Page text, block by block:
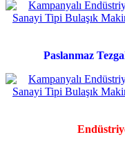
Paslanmaz